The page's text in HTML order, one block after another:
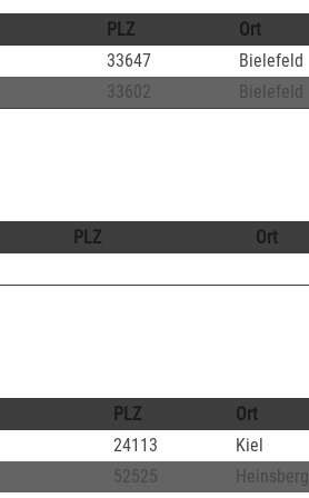
PLZ
Ort
33647
Bielefeld
33602 Bielefeld
PLZ Ort
PLZ
Ort
24113
Kiel
52525
Heinsberg